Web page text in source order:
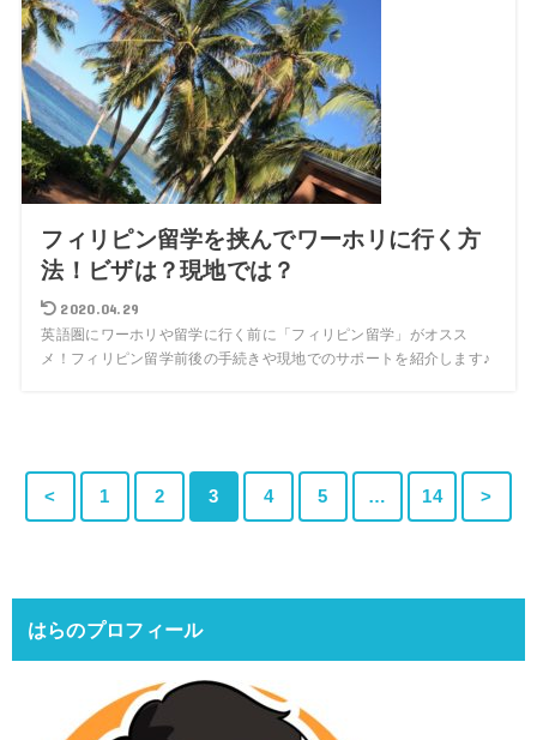
フィリピン留学を挟んでワーホリに行く方
法！ビザは？現地では？
2020.04.29
英語圏にワーホリや留学に行く前に「フィリピン留学」がオスス
メ！フィリピン留学前後の手続きや現地でのサポートを紹介します♪
< 1 2 3 4 5 … 14 >
はらのプロフィール